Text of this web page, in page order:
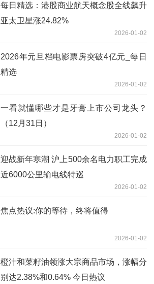
每日精选：港股商业航天概念股全线飙升
亚太卫星涨24.82%
2026-01-02
2026年元旦档电影票房突破4亿元_每日
精选
2026-01-02
一看就懂哪些才是牙膏上市公司龙头？
（12月31日）
2026-01-02
迎战新年寒潮 沪上500余名电力职工完成
近6000公里输电线特巡
2026-01-02
焦点热议:你的等待，终将值得
2026-01-02
橙汁和菜籽油领涨大宗商品市场，涨幅分
别达2.38%和0.64% 今日热议